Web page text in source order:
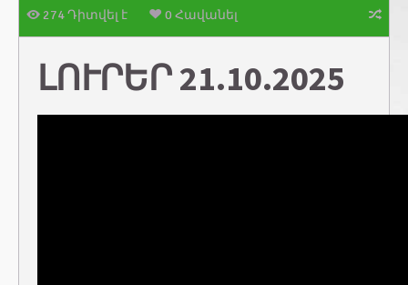
274 Դիտվել է 0 Հավանել
ԼՈՒՐԵՐ 21.10.2025